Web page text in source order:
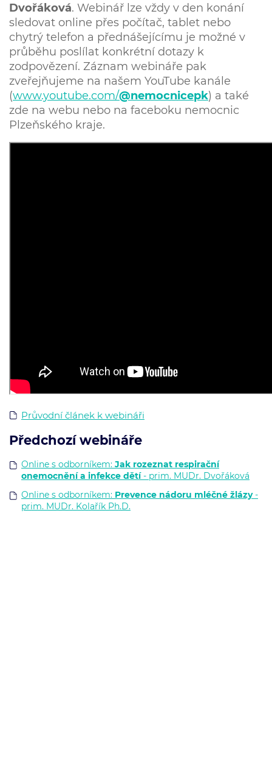
Dvořáková. Webinář lze vždy v den konání
sledovat online přes počítač, tablet nebo
chytrý telefon a přednášejícímu je možné v
průběhu poslílat konkrétní dotazy k
zodpovězení. Záznam webináře pak
zveřejňujeme na našem YouTube kanále
(www.youtube.com/@nemocnicepk) a také
zde na webu nebo na faceboku nemocnic
Plzeňského kraje.
Průvodní článek k webináři
Předchozí webináře
Online s odborníkem: Jak rozeznat respirační
onemocnění a infekce dětí- prim. MUDr. Dvořáková
Online s odborníkem: Prevence nádoru mléčné žlázy-
prim. MUDr. Kolařík Ph.D.